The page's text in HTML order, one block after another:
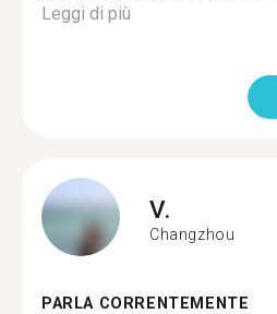
Leggi di più
V.
Changzhou
PARLA CORRENTEMENTE